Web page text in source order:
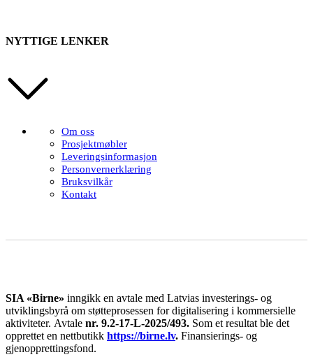
NYTTIGE LENKER
Om oss
Prosjektmøbler
Leveringsinformasjon
Personvernerklæring
Bruksvilkår
Kontakt
SIA «Birne» inngikk en avtale med Latvias investerings- og
utviklingsbyrå om støtteprosessen for digitalisering i kommersielle
aktiviteter. Avtale nr. 9.2-17-L-2025/493. Som et resultat ble det
opprettet en nettbutikk https://birne.lv. Finansierings- og
gjenopprettingsfond.